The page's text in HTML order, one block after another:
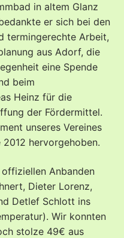
in altem Glanz
er sich bei den
termingerechte Arbeit,
aus Adorf, die
eine Spende
beim
Heinz für die
der Fördermittel.
unseres Vereines
hervorgehoben.
Anbanden
Dieter Lorenz,
Detlef Schlott ins
Wir konnten
stolze 49€ aus